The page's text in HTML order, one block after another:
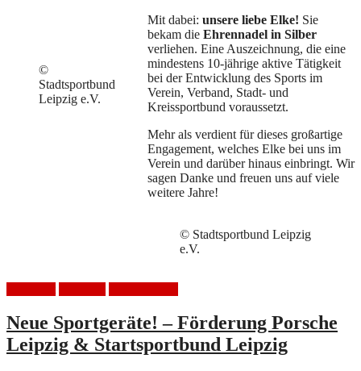
©
Stadtsportbund
Leipzig e.V.
Mit dabei: unsere liebe Elke! Sie
bekam die Ehrennadel in Silber
verliehen. Eine Auszeichnung, die eine
mindestens 10-jährige aktive Tätigkeit
bei der Entwicklung des Sports im
Verein, Verband, Stadt- und
Kreissportbund voraussetzt.
Mehr als verdient für dieses großartige
Engagement, welches Elke bei uns im
Verein und darüber hinaus einbringt. Wir
sagen Danke und freuen uns auf viele
weitere Jahre!
© Stadtsportbund Leipzig
e.V.
Neue Sportgeräte! – Förderung Porsche
Leipzig & Startsportbund Leipzig